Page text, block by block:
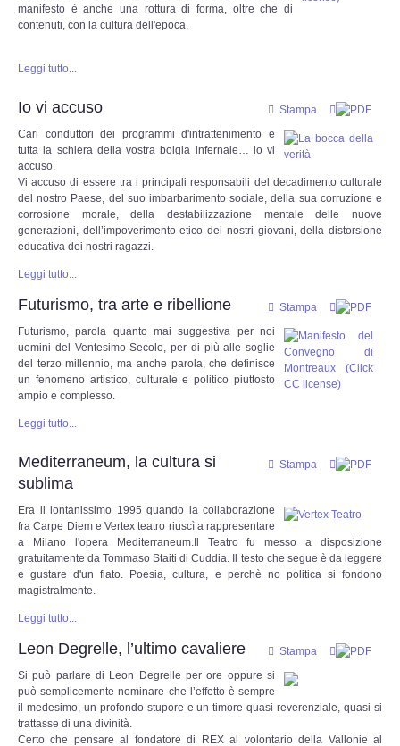
Archivio Trasmissioni Radio 23 settembre
RADIO FENICE
Trasmissioni Youtube
Palinsesto
manifesto è anche una rottura di forma, oltre che di
contenuti, con la cultura dell'epoca.
Leggi tutto...
Stampa
Io vi accuso
Cari conduttori dei programmi d'intrattenimento e
tutta la schiera della vostra bolgia infernale… io vi
accuso.
Vi accuso di essere tra i principali responsabili del decadimento culturale
del nostro Paese, del suo imbarbarimento sociale, della sua corruzione e
corrosione morale, della destabilizzazione mentale delle nuove
generazioni, dell’impoverimento etico dei nostri giovani, della distorsione
educativa dei nostri ragazzi.
Leggi tutto...
Stampa
Futurismo, tra arte e ribellione
Futurismo, parola quanto mai suggestiva per noi
uomini del Ventesimo Secolo, per di più alle soglie
del terzo millennio, ma anche parola, che definisce
un fenomeno artistico, culturale e politico piuttosto
ampio e complesso.
Leggi tutto...
Stampa
Mediterraneum, la cultura si
sublima
Era il lontanissimo 1995 quando la collaborazione
fra Carpe Diem e Vertex teatro riuscì a rappresentare
a Milano l'opera Mediterraneum.Il Teatro fu messo a disposizione
gratuitamente da Tommaso Staiti di Cuddia. Il testo che segue è da leggere
e gustare d'un fiato. Poesia, cultura, e perchè no politica si fondono
magistralmente.
Leggi tutto...
Stampa
Leon Degrelle, l’ultimo cavaliere
Si può parlare di Leon Degrelle per ore oppure si
può semplicemente nominare che l’effetto è sempre
il medesimo, un profondo stupore e un timore quasi reverenziale, quasi si
trattasse di una divinità.
Certo che pensare al fondatore di REX al volontario della Vallonie al